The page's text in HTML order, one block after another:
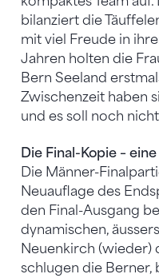
bilanziert die
mit viel Freude in
Jahren holten die
Bern Seeland
Zwischenzeit haben
und es soll noch
Die Final-Kopie –
Die Männer-
Neuauflage des
den Final-Ausgang
dynamischen,
Neuenkirch (wieder)
schlugen die Berner,